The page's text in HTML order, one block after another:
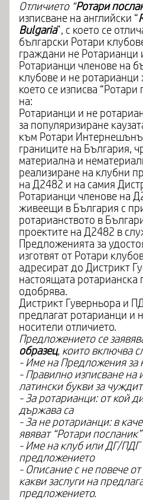
Отличието “Ротари
изписване на английски “
Bulgaria”, с което се
български Ротари
граждани не Ротарианци
Ротарианци членове на
клубове и не
което се изписва “Ротари
на:
Ротарианци и не
за популяризиране
към Ротари
границите на България,
материална и
реализиране на клубни
на Д2482 и на самия
Ротарианци членове на
живеещи в България с
ротарианството в
проектите на Д2482 в
Предложенията за
изготвят от Ротари
адресират до Дистрикт
настоящата ротарианска
одобрява.
Дистрикт Гуверньора и
предлагат ротарианци и
носители отличието.
Предложението се
образец, които включва
- Име на Предложения за
- Правилно изписване на
латински букви за
- За ротарианци: от кой
държава са
- За не ротарианци: в
явяват “Ротари посланик”
- Име на клуб или ДГ/
предложението
- Описание с не повече
какви заслуги на
предложението.